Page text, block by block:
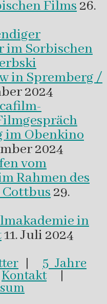
Films26.
im Sorbischen
in Spremberg /
2024
im Obenkino
2024
vom
Rahmen des
29.
in
11. Juli 2024
5 Jahre
Kontakt|